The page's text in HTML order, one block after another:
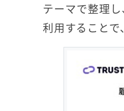
テーマで整理
利用することで